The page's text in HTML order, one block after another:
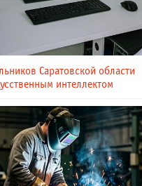
Саратовской области
интеллектом